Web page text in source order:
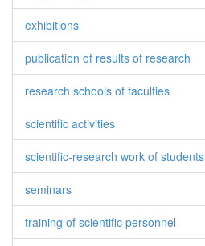
exhibitions
publication of results of research
research schools of faculties
scientific activities
scientific-research work of students
seminars
training of scientific personnel